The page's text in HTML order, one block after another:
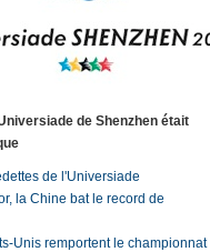
de Shenzhen était
de l'Universiade
la Chine bat le record de
Unis remportent le championnat